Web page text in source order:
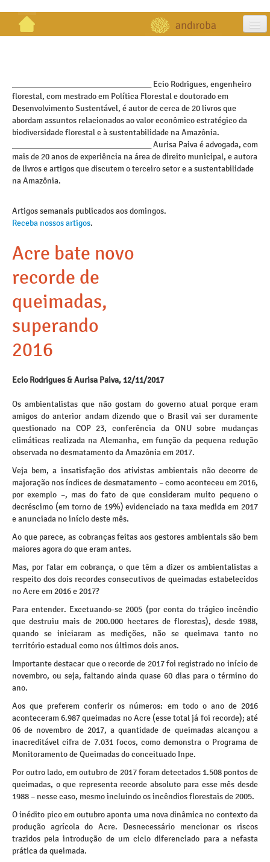
publicações
galeria
contato
_________________________________ Ecio Rodrigues, engenheiro
florestal, com mestrado em Política Florestal e doutorado em
Desenvolvimento Sustentável, é autor de cerca de 20 livros que
abordam assuntos relacionados ao valor econômico estratégico da
biodiversidade florestal e à sustentabilidade na Amazônia.
_________________________________ Aurisa Paiva é advogada, com
mais de 20 anos de experiência na área de direito municipal, e autora
de livros e artigos que discutem o terceiro setor e a sustentabilidade
na Amazônia.
Artigos semanais publicados aos domingos.
Receba nossos artigos.
Acre bate novo
recorde de
queimadas,
superando
2016
Ecio Rodrigues & Aurisa Paiva, 12/11/2017
Os ambientalistas que não gostam do governo atual porque eram
amigos do anterior andam dizendo que o Brasil vai ser duramente
questionado na COP 23, conferência da ONU sobre mudanças
climáticas realizada na Alemanha, em função da pequena redução
observada no desmatamento da Amazônia em 2017.
Veja bem, a insatisfação dos ativistas ambientais não decorre de
majoração nos índices de desmatamento – como aconteceu em 2016,
por exemplo –, mas do fato de que consideram muito pequeno o
decréscimo (em torno de 19%) evidenciado na taxa medida em 2017
e anunciada no início deste mês.
Ao que parece, as cobranças feitas aos gestores ambientais são bem
maiores agora do que eram antes.
Mas, por falar em cobrança, o que têm a dizer os ambientalistas a
respeito dos dois recordes consecutivos de queimadas estabelecidos
no Acre em 2016 e 2017?
Para entender. Excetuando-se 2005 (por conta do trágico incêndio
que destruiu mais de 200.000 hectares de florestas), desde 1988,
quando se iniciaram as medições, não se queimava tanto no
território estadual como nos últimos dois anos.
Importante destacar que o recorde de 2017 foi registrado no início de
novembro, ou seja, faltando ainda quase 60 dias para o término do
ano.
Aos que preferem conferir os números: em todo o ano de 2016
aconteceram 6.987 queimadas no Acre (esse total já foi recorde); até
06 de novembro de 2017, a quantidade de queimadas alcançou a
inacreditável cifra de 7.031 focos, como demonstra o Programa de
Monitoramento de Queimadas do conceituado Inpe.
Por outro lado, em outubro de 2017 foram detectados 1.508 pontos de
queimadas, o que representa recorde absoluto para esse mês desde
1988 – nesse caso, mesmo incluindo os incêndios florestais de 2005.
O inédito pico em outubro aponta uma nova dinâmica no contexto da
produção agrícola do Acre. Desnecessário mencionar os riscos
trazidos pela introdução de um ciclo diferenciado para a nefasta
prática da queimada.